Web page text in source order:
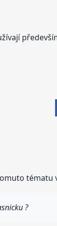
tématu
?